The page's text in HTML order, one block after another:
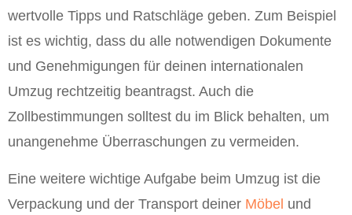
wertvolle Tipps und Ratschläge geben. Zum Beispiel
ist es wichtig, dass du alle notwendigen Dokumente
und Genehmigungen für deinen internationalen
Umzug rechtzeitig beantragst. Auch die
Zollbestimmungen solltest du im Blick behalten, um
unangenehme Überraschungen zu vermeiden.
Eine weitere wichtige Aufgabe beim Umzug ist die
Verpackung und der Transport deiner Möbel und